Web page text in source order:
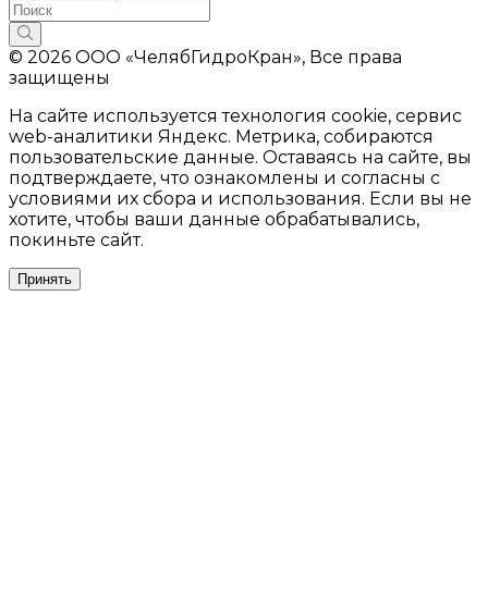
© 2026 ООО «ЧелябГидроКран», Все права
защищены
На сайте используется технология cookie, сервис
web-аналитики Яндекс. Метрика, собираются
пользовательские данные. Оставаясь на сайте, вы
подтверждаете, что ознакомлены и согласны с
условиями их сбора и использования. Если вы не
хотите, чтобы ваши данные обрабатывались,
покиньте сайт.
Принять